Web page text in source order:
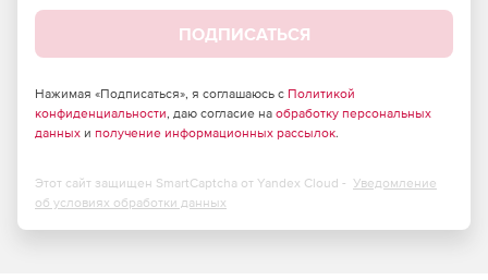
ПОДПИСАТЬСЯ
Нажимая «Подписаться», я соглашаюсь с Политикой
конфиденциальности, даю согласие на обработку персональных
данных и получение информационных рассылок.
Этот сайт защищен SmartCaptcha от Yandex Cloud - Уведомление
об условиях обработки данных